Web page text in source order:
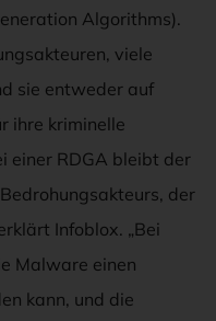
Algorithms).
viele
sie entweder auf
ihre kriminelle
einer RDGA bleibt der
der
Infoblox. „Bei
Malware einen
kann, und die